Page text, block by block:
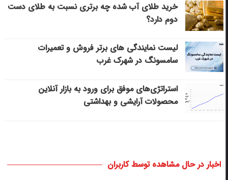
خرید طلای آب شده چه برتری نسبت به طلای دست
دوم دارد؟
لیست نمایندگی های برتر فروش و تعمیرات
سامسونگ در شهرک غرب
استراتژی‌های موفق برای ورود به بازار آنلاین
محصولات آرایشی و بهداشتی
اخبار در حال مشاهده توسط کاربران